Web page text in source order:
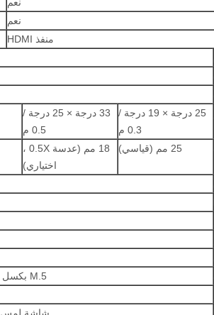
نعم
نعم
منفذ HDMI
25 درجة × 19 درجة /
0.3 م
33 درجة × 25 درجة /
0.5 م
25 مم (قياسي)
18 مم (عدسة 0.5X ،
اختياري)
5.M بكسل ، CMOS ، LED مدمج